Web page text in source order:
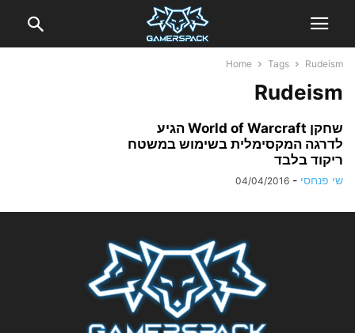
Home Tags Rudeism
Rudeism
שחקן World of Warcraft הגיע
לדרגה המקסימלית בשימוש במשטח
ריקוד בלבד
שי פנחסי -
04/04/2016